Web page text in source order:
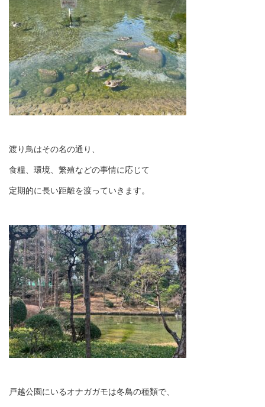
渡り鳥はその名の通り、
食糧、環境、繁殖などの事情に応じて
定期的に長い距離を渡っていきます。
戸越公園にいるオナガガモは冬鳥の種類で、